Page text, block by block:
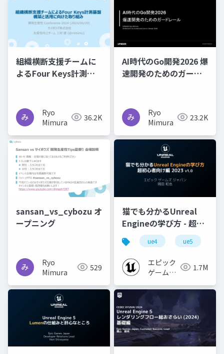
組織横断支援チームに
よるFour Keys計測基
Ryo
Mimura
36.2K
AI時代のGo開発2026 爆
速開発のためのガード
Ryo
Mimura
23.2K
sansan_vs_cybozu オ
ープニング
Ryo
Mimura
529
猫でも分かるUnreal
Engineの学び方 - 超初
心者向け編 - 2023 v1.0
ue4 ue5
エピック
ゲームズ
1.7M